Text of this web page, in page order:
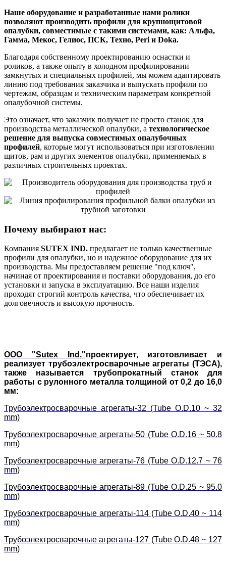
Наше оборудование и разработанные нами ролики
позволяют производить профили для крупнощитовой
опалубки, совместимые с такими системами, как: Альфа,
Гамма, Мекос, Гелиос, ПСК, Техно, Peri и Doka.
Благодаря собственному проектированию оснастки и
роликов, а также опыту в холодном профилировании
замкнутых и специальных профилей, мы можем адаптировать
линию под требования заказчика и выпускать профили по
чертежам, образцам и техническим параметрам конкретной
опалубочной системы.
Это означает, что заказчик получает не просто станок для
производства металлической опалубки, а технологическое
решение для выпуска совместимых опалубочных
профилей, которые могут использоваться при изготовлении
щитов, рам и других элементов опалубки, применяемых в
различных строительных проектах.
Почему выбирают нас:
Компания SUTEX IND. предлагает не только качественные
профили для опалубки, но и надежное оборудование для их
производства. Мы предоставляем решение "под ключ",
начиная от проектирования и поставки оборудования, до его
установки и запуска в эксплуатацию. Все наши изделия
проходят строгий контроль качества, что обеспечивает их
долговечность и высокую прочность.
ООО "Sutex Ind."проектирует, изготовливает и
реализует трубоэлектросварочные агрегаты (ТЭСА),
также называется трубопрокатный станок для
работы с рулонного металла толщиной от 0,2 до 16,0
мм:
Трубоэлектросварочные агрегаты-32 (Tube O.D.10 ~ 32
mm)
Трубоэлектросварочные агрегаты-50 (Tube O.D.16 ~ 50.8
mm)
Трубоэлектросварочные агрегаты-76 (Tube O.D.12.7 ~ 76
mm)
Трубоэлектросварочные агрегаты-89 (Tube O.D.25 ~ 95.0
mm)
Трубоэлектросварочные агрегаты-114 (Tube O.D.40 ~ 114
mm)
Трубоэлектросварочные агрегаты-127 (Tube O.D.48 ~ 127
mm)